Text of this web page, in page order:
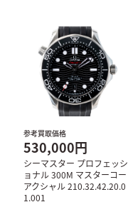
参考買取価格
530,000円
シーマスター プロフェッシ
ョナル 300M マスターコー
アクシャル 210.32.42.20.0
1.001